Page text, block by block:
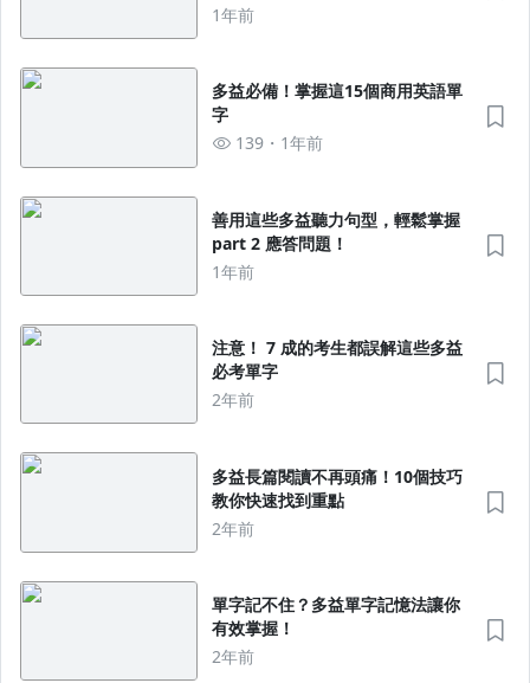
1年前
多益必備！掌握這15個商用英語單
字
139
1年前
善用這些多益聽力句型，輕鬆掌握
part 2 應答問題！
1年前
注意！ 7 成的考生都誤解這些多益
必考單字
2年前
多益長篇閱讀不再頭痛！10個技巧
教你快速找到重點
2年前
單字記不住？多益單字記憶法讓你
有效掌握！
2年前